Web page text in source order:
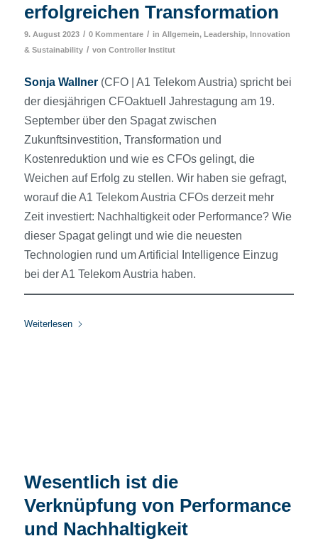
erfolgreichen Transformation
9. August 2023 / 0 Kommentare / in Allgemein, Leadership, Innovation
& Sustainability / von Controller Institut
Sonja Wallner(CFO | A1 Telekom Austria) spricht bei
der diesjährigen CFOaktuell Jahrestagung am 19.
September über den Spagat zwischen
Zukunftsinvestition, Transformation und
Kostenreduktion und wie es CFOs gelingt, die
Weichen auf Erfolg zu stellen. Wir haben sie gefragt,
worauf die A1 Telekom Austria CFOs derzeit mehr
Zeit investiert: Nachhaltigkeit oder Performance? Wie
dieser Spagat gelingt und wie die neuesten
Technologien rund um Artificial Intelligence Einzug
bei der A1 Telekom Austria haben.
Weiterlesen
Wesentlich ist die
Verknüpfung von Performance
und Nachhaltigkeit